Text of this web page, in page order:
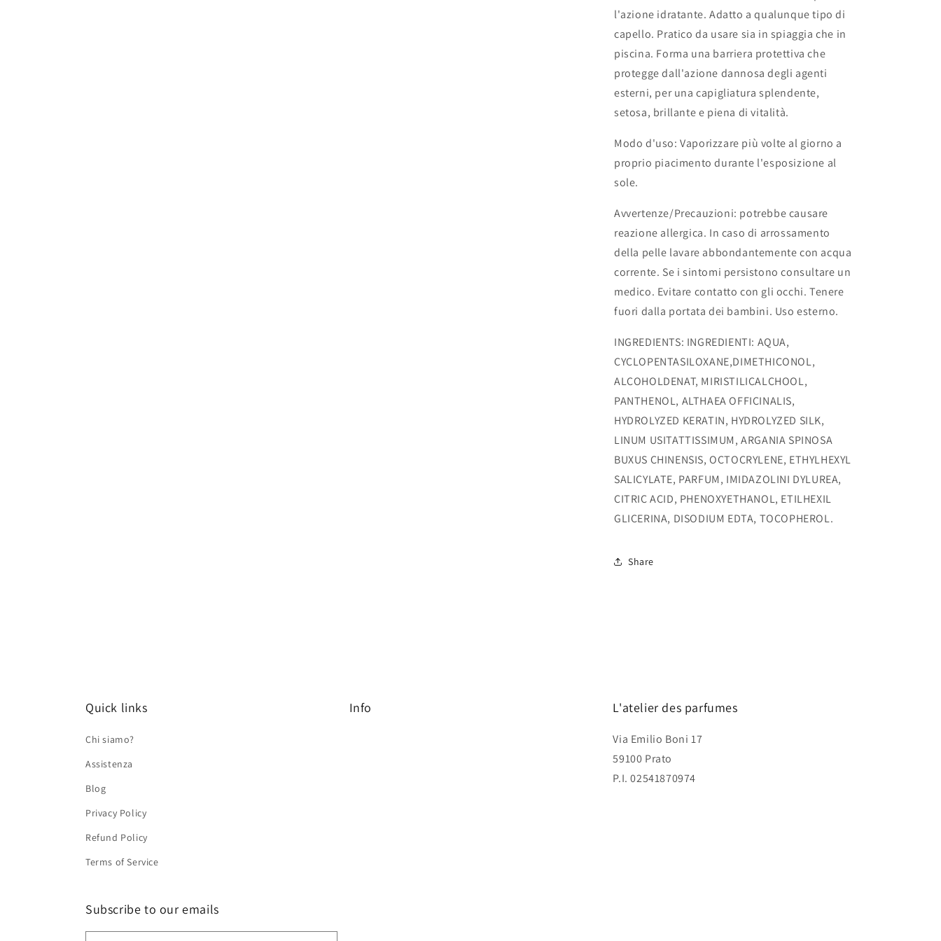
l'azione idratante. Adatto a qualunque tipo di
capello. Pratico da usare sia in spiaggia che in
piscina. Forma una barriera protettiva che
protegge dall'azione dannosa degli agenti
esterni, per una capigliatura splendente,
setosa, brillante e piena di vitalità.
Modo d'uso: Vaporizzare più volte al giorno a
proprio piacimento durante l'esposizione al
sole.
Avvertenze/Precauzioni: potrebbe causare
reazione allergica. In caso di arrossamento
della pelle lavare abbondantemente con acqua
corrente. Se i sintomi persistono consultare un
medico. Evitare contatto con gli occhi. Tenere
fuori dalla portata dei bambini. Uso esterno.
INGREDIENTS: INGREDIENTI: AQUA,
CYCLOPENTASILOXANE,DIMETHICONOL,
ALCOHOLDENAT, MIRISTILICALCHOOL,
PANTHENOL, ALTHAEA OFFICINALIS,
HYDROLYZED KERATIN, HYDROLYZED SILK,
LINUM USITATTISSIMUM, ARGANIA SPINOSA
BUXUS CHINENSIS, OCTOCRYLENE, ETHYLHEXYL
SALICYLATE, PARFUM, IMIDAZOLINI DYLUREA,
CITRIC ACID, PHENOXYETHANOL, ETILHEXIL
GLICERINA, DISODIUM EDTA, TOCOPHEROL.
Share
Quick links
Chi siamo?
Assistenza
Blog
Privacy Policy
Refund Policy
Terms of Service
Info L'atelier des parfumes
Via Emilio Boni 17
59100 Prato
P.I. 02541870974
Subscribe to our emails